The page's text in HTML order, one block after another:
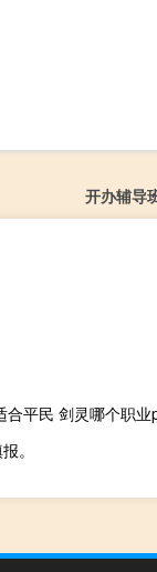
开办辅导
平民 剑灵哪个职业
。